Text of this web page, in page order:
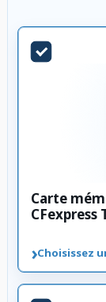
Carte
CFexpress
›Choisissez